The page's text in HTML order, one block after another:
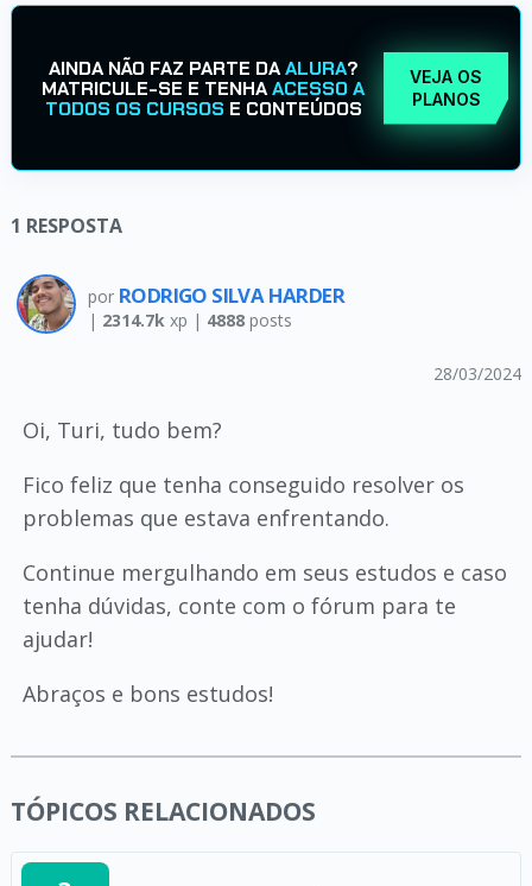
AINDA NÃO FAZ PARTE DAALURA?
MATRICULE-SE E TENHAACESSO A
TODOS OS CURSOS E CONTEÚDOS
VEJA OS
PLANOS
1 RESPOSTA
por RODRIGO SILVA HARDER
| 2314.7kxp | 4888posts
28/03/2024
Oi, Turi, tudo bem?
Fico feliz que tenha conseguido resolver os
problemas que estava enfrentando.
Continue mergulhando em seus estudos e caso
tenha dúvidas, conte com o fórum para te
ajudar!
Abraços e bons estudos!
TÓPICOS RELACIONADOS